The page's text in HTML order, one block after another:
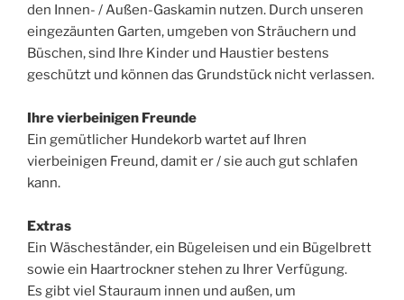
den Innen- / Außen-Gaskamin nutzen. Durch unseren
eingezäunten Garten, umgeben von Sträuchern und
Büschen, sind Ihre Kinder und Haustier bestens
geschützt und können das Grundstück nicht verlassen.
Ihre vierbeinigen Freunde
Ein gemütlicher Hundekorb wartet auf Ihren
vierbeinigen Freund, damit er / sie auch gut schlafen
kann.
Extras
Ein Wäscheständer, ein Bügeleisen und ein Bügelbrett
sowie ein Haartrockner stehen zu Ihrer Verfügung.
Es gibt viel Stauraum innen und außen, um